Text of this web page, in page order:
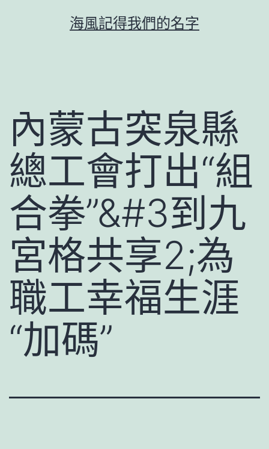
海風記得我們的名字
內蒙古突泉縣
總工會打出“組
合拳”&#3到九
宮格共享2;為
職工幸福生涯
“加碼”